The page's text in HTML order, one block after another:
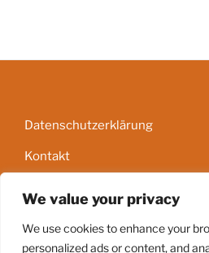
We value your privacy
We use cookies to enhance your
personalized ads or content, and
Datenschutzerklärung
Kontakt